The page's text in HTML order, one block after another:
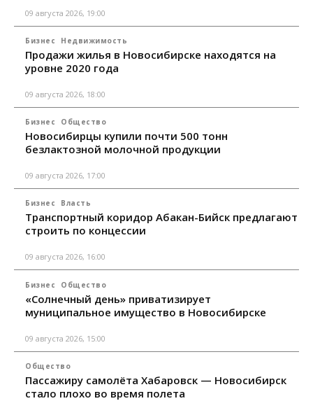
09 августа 2026, 19:00
Бизнес Недвижимость
Продажи жилья в Новосибирске находятся на
уровне 2020 года
09 августа 2026, 18:00
Бизнес Общество
Новосибирцы купили почти 500 тонн
безлактозной молочной продукции
09 августа 2026, 17:00
Бизнес Власть
Транспортный коридор Абакан-Бийск предлагают
строить по концессии
09 августа 2026, 16:00
Бизнес Общество
«Солнечный день» приватизирует
муниципальное имущество в Новосибирске
09 августа 2026, 15:00
Общество
Пассажиру самолёта Хабаровск — Новосибирск
стало плохо во время полета